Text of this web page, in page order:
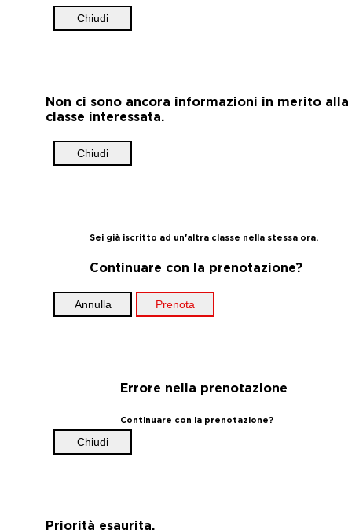
Chiudi
Non ci sono ancora informazioni in merito alla
classe interessata.
Chiudi
Sei già iscritto ad un'altra classe nella stessa ora.
Continuare con la prenotazione?
Annulla Prenota
Errore nella prenotazione
Continuare con la prenotazione?
Chiudi
Priorità esaurita.